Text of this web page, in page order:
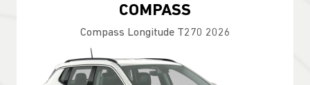
COMPASS
Compass Longitude T270 2026